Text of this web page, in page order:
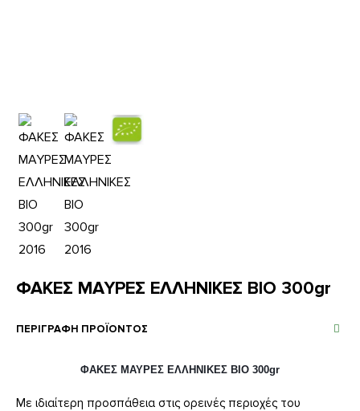
ΦΑΚΕΣ ΜΑΥΡΕΣ ΕΛΛΗΝΙΚΕΣ ΒΙΟ 300gr
ΠΕΡΙΓΡΑΦΗ ΠΡΟΪΟΝΤΟΣ
ΦΑΚΕΣ ΜΑΥΡΕΣ ΕΛΛΗΝΙΚΕΣ ΒΙΟ 300gr
Με ιδιαίτερη προσπάθεια στις ορεινές περιοχές του